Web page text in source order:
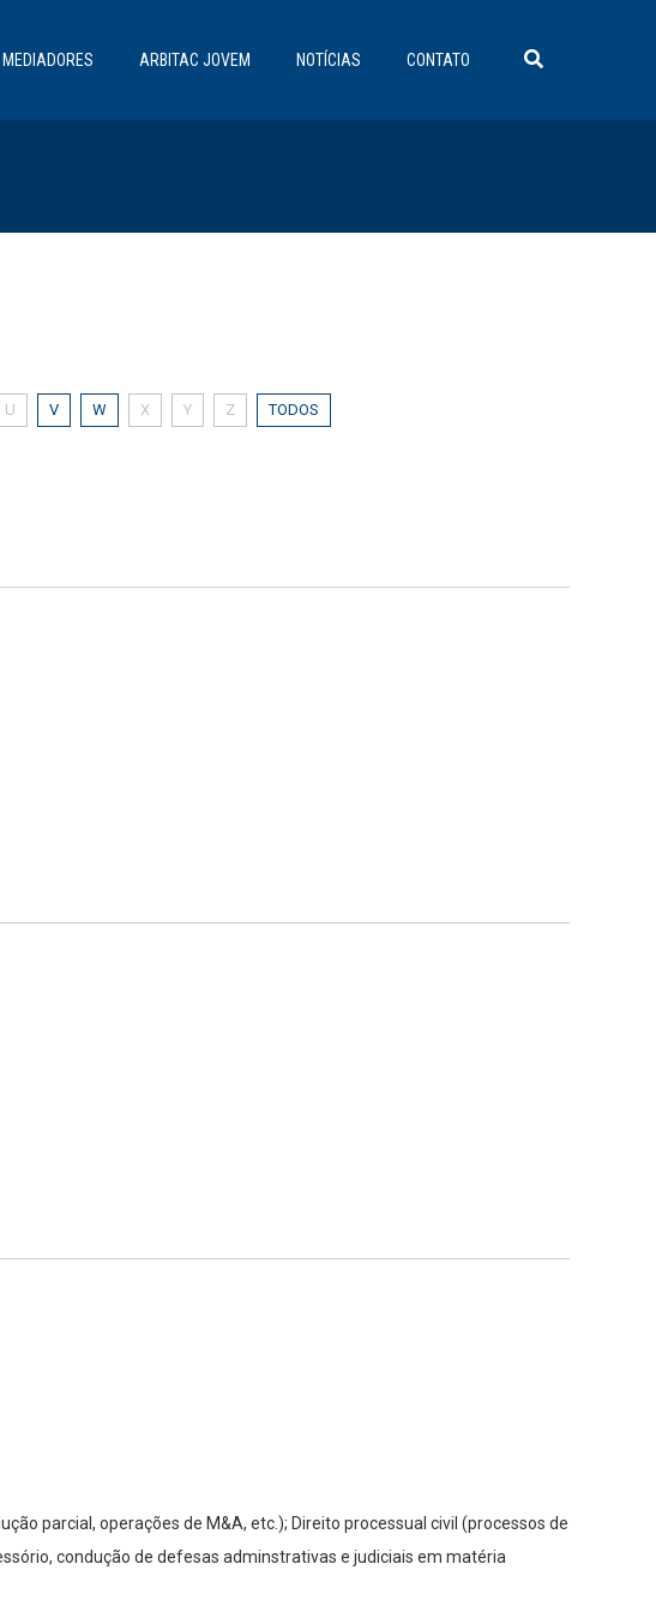
MEDIADORES ARBITAC JOVEM NOTÍCIAS CONTATO
U V W X Y Z TODOS
parcial, operações de M&A, etc.); Direito processual civil (processos de
condução de defesas adminstrativas e judiciais em matéria